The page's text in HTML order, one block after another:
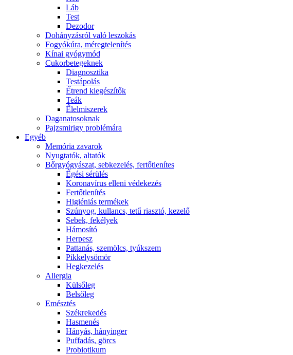
Láb
Test
Dezodor
Dohányzásról való leszokás
Fogyókúra, méregtelenítés
Kínai gyógymód
Cukorbetegeknek
Diagnosztika
Testápolás
É́trend kiegészítők
Teák
É́lelmiszerek
Daganatosoknak
Pajzsmirigy problémára
Egyéb
Memória zavarok
Nyugtatók, altatók
Bőrgyógyászat, sebkezelés, fertőtlenítes
É́gési sérülés
Koronavírus elleni védekezés
Fertőtlenítés
Higiéniás termékek
Szúnyog, kullancs, tetű riasztó, kezelő
Sebek, fekélyek
Hámosító
Herpesz
Pattanás, szemölcs, tyúkszem
Pikkelysömör
Hegkezelés
Allergia
Külsőleg
Belsőleg
Emésztés
Székrekedés
Hasmenés
Hányás, hányinger
Puffadás, görcs
Probiotikum